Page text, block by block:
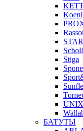
Stiga
БАТУТЫ